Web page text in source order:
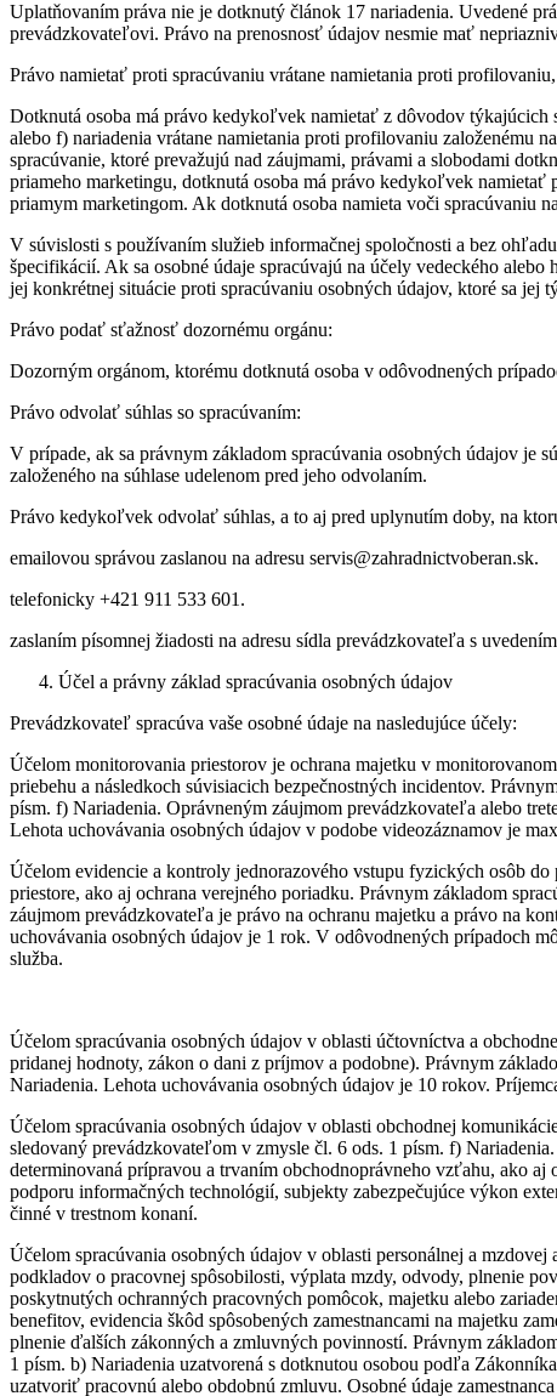
Uplatňovaním práva nie je dotknutý článok 17 nariadenia. Uvedené
prevádzkovateľovi. Právo na prenosnosť údajov nesmie mať
Právo namietať proti spracúvaniu vrátane namietania proti
Dotknutá osoba má právo kedykoľvek namietať z dôvodov týkajúcich
alebo f) nariadenia vrátane namietania proti profilovaniu založenému
spracúvanie, ktoré prevažujú nad záujmami, právami a slobodami
priameho marketingu, dotknutá osoba má právo kedykoľvek
priamym marketingom. Ak dotknutá osoba namieta voči spracúvaniu
V súvislosti s používaním služieb informačnej spoločnosti a bez
špecifikácií. Ak sa osobné údaje spracúvajú na účely vedeckého
jej konkrétnej situácie proti spracúvaniu osobných údajov, ktoré sa
Právo podať sťažnosť dozornému orgánu:
Dozorným orgánom, ktorému dotknutá osoba v odôvodnených
Právo odvolať súhlas so spracúvaním:
V prípade, ak sa právnym základom spracúvania osobných údajov je
založeného na súhlase udelenom pred jeho odvolaním.
Právo kedykoľvek odvolať súhlas, a to aj pred uplynutím doby, na
emailovou správou zaslanou na adresu servis@zahradnictvoberan.sk.
telefonicky +421 911 533 601.
zaslaním písomnej žiadosti na adresu sídla prevádzkovateľa s
Účel a právny základ spracúvania osobných údajov
Prevádzkovateľ spracúva vaše osobné údaje na nasledujúce účely:
Účelom monitorovania priestorov je ochrana majetku v
priebehu a následkoch súvisiacich bezpečnostných incidentov.
písm. f) Nariadenia. Oprávneným záujmom prevádzkovateľa alebo
Lehota uchovávania osobných údajov v podobe videozáznamov je
Účelom evidencie a kontroly jednorazového vstupu fyzických osôb
priestore, ako aj ochrana verejného poriadku. Právnym základom
záujmom prevádzkovateľa je právo na ochranu majetku a právo na
uchovávania osobných údajov je 1 rok. V odôvodnených prípadoch
služba.
Účelom spracúvania osobných údajov v oblasti účtovníctva a
pridanej hodnoty, zákon o dani z príjmov a podobne). Právnym
Nariadenia. Lehota uchovávania osobných údajov je 10 rokov.
Účelom spracúvania osobných údajov v oblasti obchodnej
sledovaný prevádzkovateľom v zmysle čl. 6 ods. 1 písm. f)
determinovaná prípravou a trvaním obchodnoprávneho vzťahu, ako
podporu informačných technológií, subjekty zabezpečujúce výkon
činné v trestnom konaní.
Účelom spracúvania osobných údajov v oblasti personálnej a
podkladov o pracovnej spôsobilosti, výplata mzdy, odvody, plnenie
poskytnutých ochranných pracovných pomôcok, majetku alebo
benefitov, evidencia škôd spôsobených zamestnancami na majetku
plnenie ďalších zákonných a zmluvných povinností. Právnym
1 písm. b) Nariadenia uzatvorená s dotknutou osobou podľa
uzatvoriť pracovnú alebo obdobnú zmluvu. Osobné údaje